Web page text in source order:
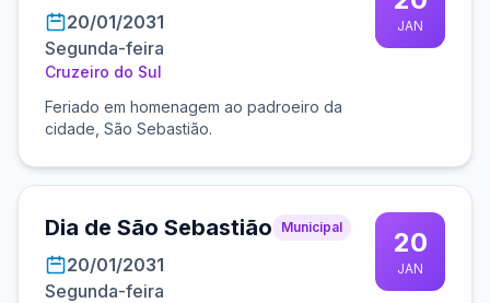
20/01/2031
Segunda-feira
Cruzeiro do Sul
Feriado em homenagem ao padroeiro da
cidade, São Sebastião.
JAN
Dia de São Sebastião Municipal
20/01/2031
Segunda-feira
20
JAN